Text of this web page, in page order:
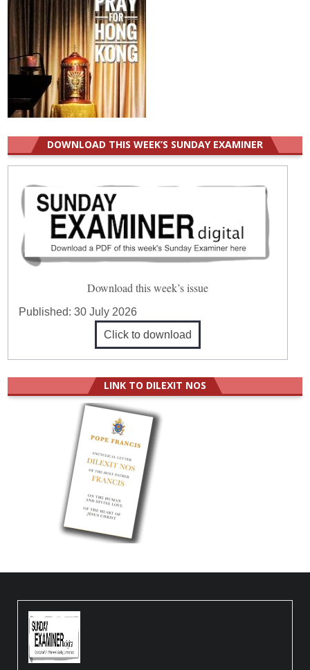
DOWNLOAD THIS WEEK’S SUNDAY EXAMINER
Download this week’s issue
Published:30 July 2026
Click to download
LINK TO DILEXIT NOS